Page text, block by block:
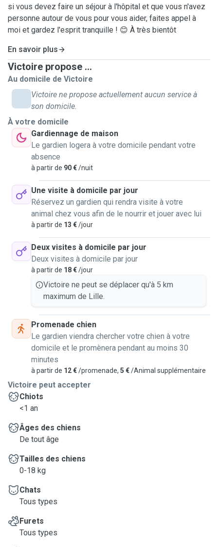
si vous devez faire un séjour à l'hôpital et que vous n'avez
personne autour de vous pour vous aider, faites appel à
moi et gardez l'esprit tranquille ! 😊 À très bientôt
En savoir plus
Victoire propose ...
Au domicile de Victoire
Victoire ne propose actuellement aucun service à
son domicile.
À votre domicile
Gardiennage de maison
Le gardien logera à votre domicile pendant votre
absence
à partir de 90 €/nuit
Une visite à domicile par jour
Réservez un gardien qui rendra visite à votre
animal chez vous afin de le nourrir et jouer avec lui
à partir de 13 €/jour
Deux visites à domicile par jour
Deux visites à domicile par jour
à partir de 18 €/jour
Victoire ne peut se déplacer qu'à 5 km
maximum de Lille.
Promenade chien
Le gardien viendra chercher votre chien à votre
domicile et le promènera pendant au moins 30
minutes
à partir de 12 €/promenade, 5 €/Animal supplémentaire
Victoire peut accepter
Chiots
<1 an
Âges des chiens
De tout âge
Tailles des chiens
0-18 kg
Chats
Tous types
Furets
Tous types